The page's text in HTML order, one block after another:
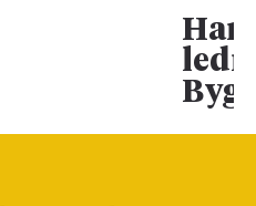
Han